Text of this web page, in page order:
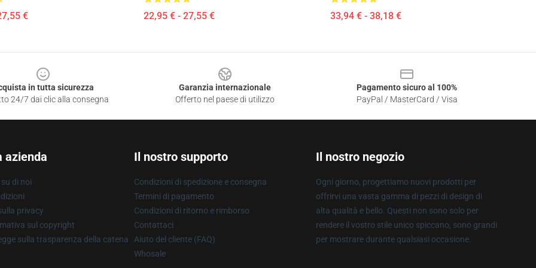
€ 22,95 € - 27,55 € 33,94 € - 38,18 €
in tutta sicurezza
24/7 dai clic alla consegna
Garanzia internazionale
Offerto nel paese di utilizzo
Pagamento sicuro al 100%
PayPal / MasterCard / Visa
azienda
di noi
privacy
sul copyright
sulla trasparenza della catena
Il nostro supporto
Condizioni di spedizione e consegna
Termini di pagamento
Condizioni di ritorno e rimborso
Contattaci
Aiuto del cliente (FAQ)
Whosale
Il nostro negozio
Ogni giorno, progettiamo nuovi prodotti per
offrirvi una vasta gamma di pezzi di design di
alta qualità e bello. Questi non sono solo per
rendere il vostro stile unico spiccano, sono grandi
per mostrare durante qualsiasi occasione.